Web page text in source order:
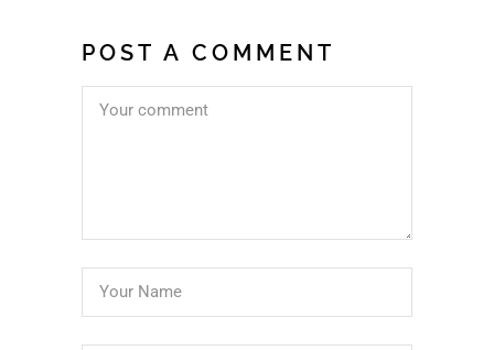
POST A COMMENT